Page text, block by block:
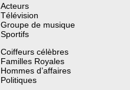
Acteurs
Télévision
Groupe de musique
Sportifs
Coiffeurs célèbres
Familles Royales
Hommes d’affaires
Politiques